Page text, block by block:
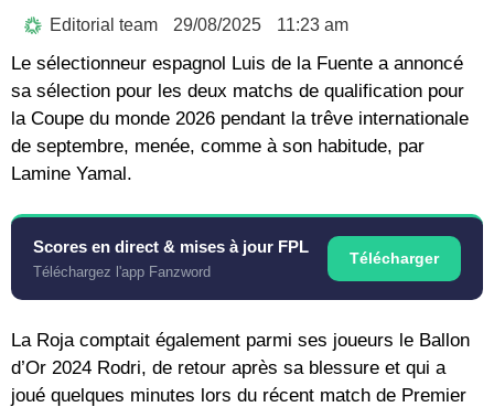
Editorial team 29/08/2025 11:23 am
Le sélectionneur espagnol Luis de la Fuente a annoncé
sa sélection pour les deux matchs de qualification pour
la Coupe du monde 2026 pendant la trêve internationale
de septembre, menée, comme à son habitude, par
Lamine Yamal.
Scores en direct & mises à jour FPL
Téléchargez l'app Fanzword
Télécharger
La Roja comptait également parmi ses joueurs le Ballon
d’Or 2024 Rodri, de retour après sa blessure et qui a
joué quelques minutes lors du récent match de Premier